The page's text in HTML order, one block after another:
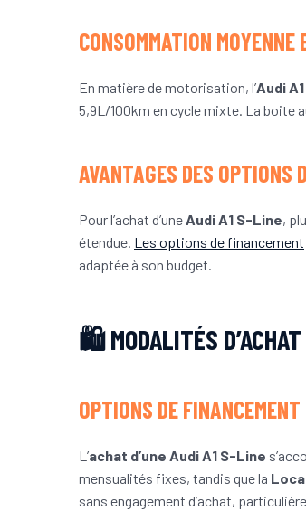
CONSOMMATION
En matière de motorisation, l’Audi
5,9L/100km en cycle mixte. La boite
AVANTAGES DES OPTIONS
Pour l’achat d’uneAudi A1 S-Line,
étendue. Les options de financement
adaptée à son budget.
🛍️ MODALITÉS D’ACHAT
OPTIONS DE
L’achat d’une Audi A1 S-Line
mensualités fixes, tandis que la
sans engagement d’achat,